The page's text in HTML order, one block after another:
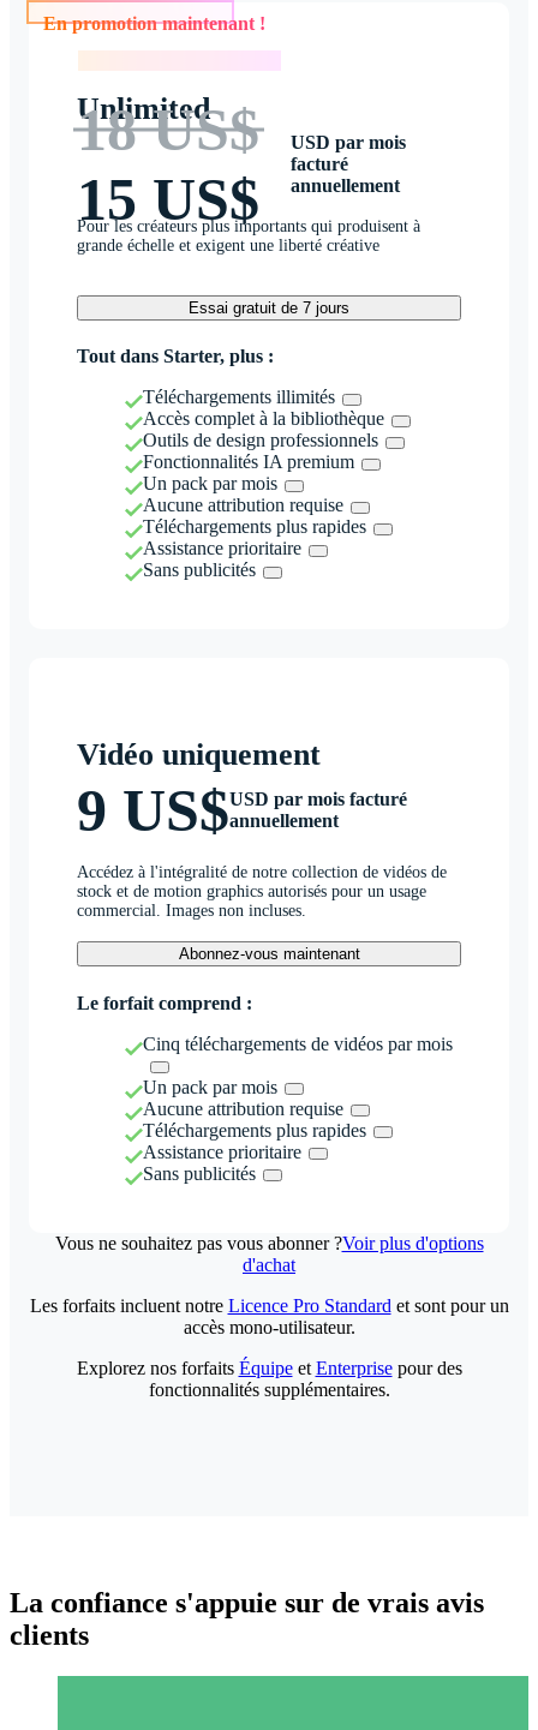
En promotion maintenant !
Unlimited
18 US$
15 US$
USD par mois
facturé
annuellement
Pour les créateurs plus importants qui produisent à
grande échelle et exigent une liberté créative
Essai gratuit de 7 jours
Tout dans Starter, plus :
Téléchargements illimités
Accès complet à la bibliothèque
Outils de design professionnels
Fonctionnalités IA premium
Un pack par mois
Aucune attribution requise
Téléchargements plus rapides
Assistance prioritaire
Sans publicités
Vidéo uniquement
9 US$USD par mois facturé
annuellement
Accédez à l'intégralité de notre collection de vidéos de
stock et de motion graphics autorisés pour un usage
commercial. Images non incluses.
Abonnez-vous maintenant
Le forfait comprend :
Cinq téléchargements de vidéos par mois
Un pack par mois
Aucune attribution requise
Téléchargements plus rapides
Assistance prioritaire
Sans publicités
Vous ne souhaitez pas vous abonner ?Voir plus d'options
d'achat
Les forfaits incluent notre Licence Pro Standard et sont pour un
accès mono-utilisateur.
Explorez nos forfaits Équipeet Enterprisepour des
fonctionnalités supplémentaires.
La confiance s'appuie sur de vrais avis
clients